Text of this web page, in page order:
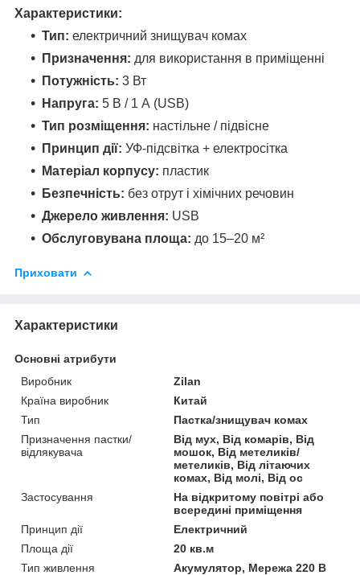
Характеристики:
Тип: електричний знищувач комах
Призначення: для використання в приміщенні
Потужність: 3 Вт
Напруга: 5 В / 1 А (USB)
Тип розміщення: настільне / підвісне
Принцип дії: УФ-підсвітка + електросітка
Матеріал корпусу: пластик
Безпечність: без отрут і хімічних речовин
Джерело живлення: USB
Обслуговувана площа: до 15–20 м²
Приховати
Характеристики
Основні атрибути
Виробник
Zilan
Країна виробник
Китай
Тип
Пастка/знищувач комах
Призначення пастки/
відлякувача
Від мух, Від комарів, Від
мошок, Від метеликів/
метеликів, Від літаючих
комах, Від молі, Від ос
Застосування
На відкритому повітрі або
всередині приміщення
Принцип дії
Електричний
Площа дії
20 кв.м
Тип живлення
Акумулятор, Мережа 220 В